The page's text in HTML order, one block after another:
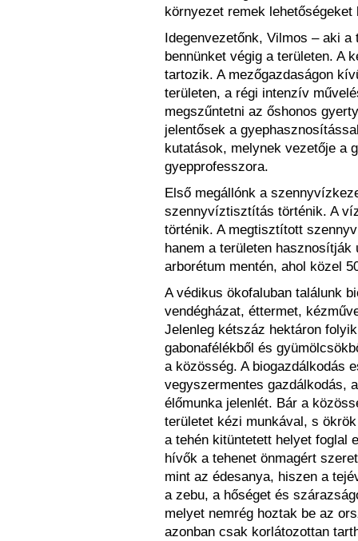
környezet remek lehetőségeket
Idegenvezetőnk, Vilmos – aki
bennünket végig a területen. A
tartozik. A mezőgazdaságon
területen, a régi intenzív
megszűntetni az őshonos
jelentősek a
kutatások, melynek vezetője a
gyepprofesszora.
Első megállónk a
szennyvíztisztítás történik. A
történik. A megtisztított
hanem a területen
arborétum mentén, ahol közel
A védikus ökofaluban találunk
vendégházat, éttermet,
Jelenleg kétszáz hektáron
gabonafélékből és
a közösség. A biogazdálkodás
vegyszermentes gazdálkodás,
élőmunka jelenlét. Bár a
területet kézi munkával, s
a tehén kitüntetett helyet foglal
hívők a tehenet önmagért
mint az édesanya, hiszen a
a zebu, a hőséget és
melyet nemrég hoztak be az
azonban csak korlátozottan